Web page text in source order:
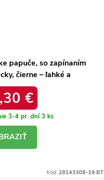
papuče, so zapínaním
čierne – ľahké a
/ 1905 KROWA BEŻ
€
3-4 pr. dní3 ks
Kód: 28143308-19 BT